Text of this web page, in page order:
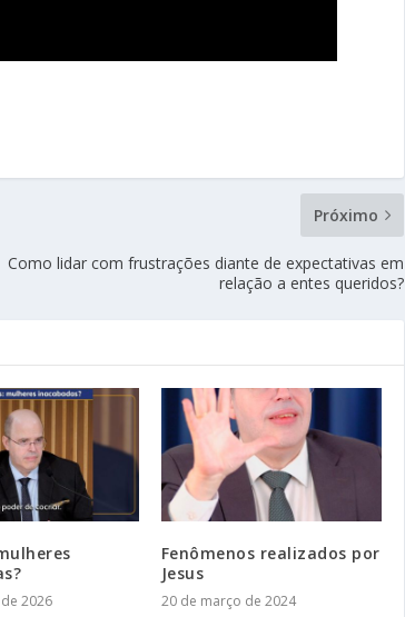
Próximo
Como lidar com frustrações diante de expectativas em
relação a entes queridos?
2026
Fenômenos realizados por
Jesus
20 de março de 2024